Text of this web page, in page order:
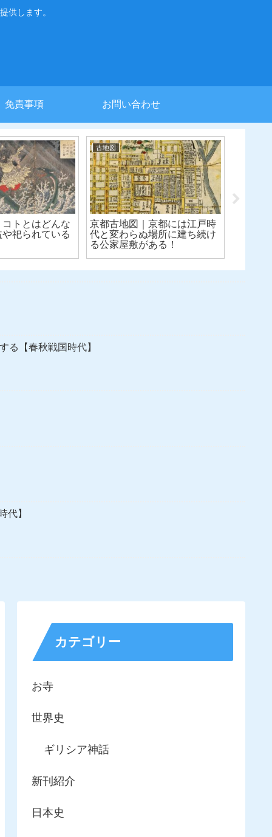
供します。
免責事項 お問い合わせ
る歴史の舞台・
の変」の現場を歩
古地図
江戸の古地図｜かつての日比
谷は海の中！埋め立てで誕生
した新たな町
る【春秋戦国時代】
代】
カテゴリー
お寺
世界史
ギリシア神話
新刊紹介
日本史